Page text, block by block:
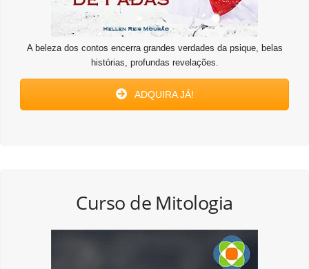
A beleza dos contos encerra grandes verdades da psique, belas
histórias, profundas revelações.
ADQUIRA JÁ!
Curso de Mitologia